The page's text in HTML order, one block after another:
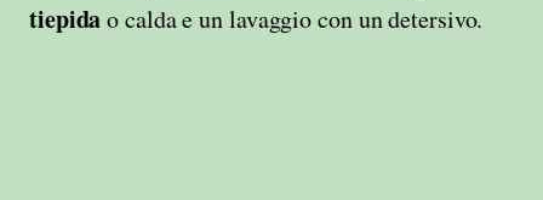
tiepidao calda e un lavaggio con un detersivo.